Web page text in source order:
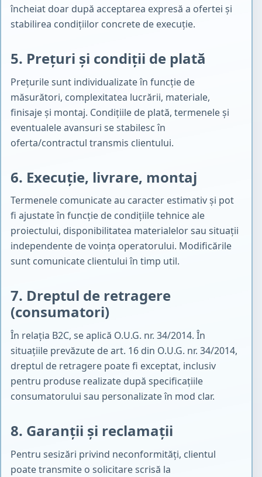
încheiat doar după acceptarea expresă a ofertei și
stabilirea condițiilor concrete de execuție.
5. Prețuri și condiții de plată
Prețurile sunt individualizate în funcție de
măsurători, complexitatea lucrării, materiale,
finisaje și montaj. Condițiile de plată, termenele și
eventualele avansuri se stabilesc în
oferta/contractul transmis clientului.
6. Execuție, livrare, montaj
Termenele comunicate au caracter estimativ și pot
fi ajustate în funcție de condițiile tehnice ale
proiectului, disponibilitatea materialelor sau situații
independente de voința operatorului. Modificările
sunt comunicate clientului în timp util.
7. Dreptul de retragere
(consumatori)
În relația B2C, se aplică O.U.G. nr. 34/2014. În
situațiile prevăzute de art. 16 din O.U.G. nr. 34/2014,
dreptul de retragere poate fi exceptat, inclusiv
pentru produse realizate după specificațiile
consumatorului sau personalizate în mod clar.
8. Garanții și reclamații
Pentru sesizări privind neconformități, clientul
poate transmite o solicitare scrisă la